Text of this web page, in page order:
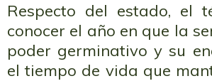
Respecto del estado, el
conocer el año en que la
poder germinativo y su
el tiempo de vida que